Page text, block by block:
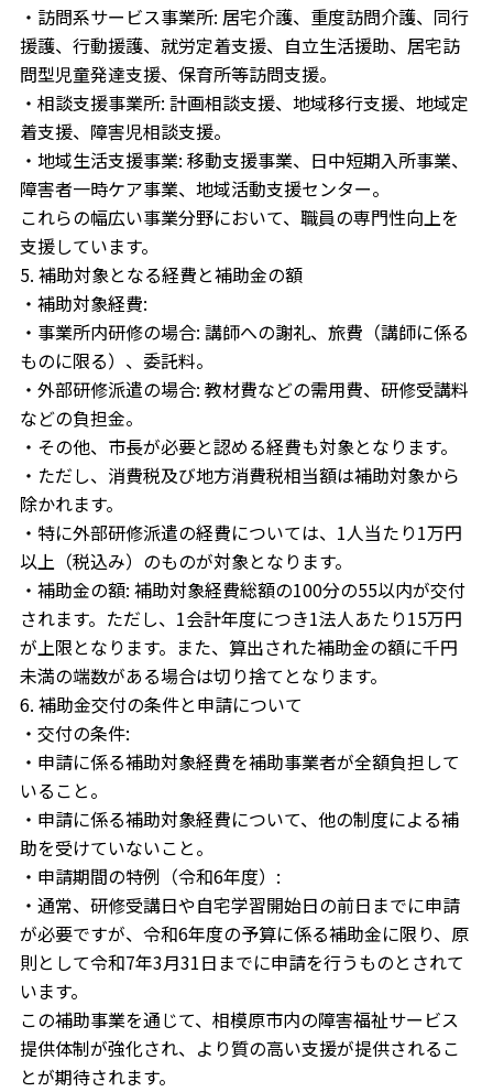
・訪問系サービス事業所: 居宅介護、重度訪問介護、同行
援護、行動援護、就労定着支援、自立生活援助、居宅訪
問型児童発達支援、保育所等訪問支援。
・相談支援事業所: 計画相談支援、地域移行支援、地域定
着支援、障害児相談支援。
・地域生活支援事業: 移動支援事業、日中短期入所事業、
障害者一時ケア事業、地域活動支援センター。
これらの幅広い事業分野において、職員の専門性向上を
支援しています。
5. 補助対象となる経費と補助金の額
・補助対象経費:
・事業所内研修の場合: 講師への謝礼、旅費（講師に係る
ものに限る）、委託料。
・外部研修派遣の場合: 教材費などの需用費、研修受講料
などの負担金。
・その他、市長が必要と認める経費も対象となります。
・ただし、消費税及び地方消費税相当額は補助対象から
除かれます。
・特に外部研修派遣の経費については、1人当たり1万円
以上（税込み）のものが対象となります。
・補助金の額: 補助対象経費総額の100分の55以内が交付
されます。ただし、1会計年度につき1法人あたり15万円
が上限となります。また、算出された補助金の額に千円
未満の端数がある場合は切り捨てとなります。
6. 補助金交付の条件と申請について
・交付の条件:
・申請に係る補助対象経費を補助事業者が全額負担して
いること。
・申請に係る補助対象経費について、他の制度による補
助を受けていないこと。
・申請期間の特例（令和6年度）:
・通常、研修受講日や自宅学習開始日の前日までに申請
が必要ですが、令和6年度の予算に係る補助金に限り、原
則として令和7年3月31日までに申請を行うものとされて
います。
この補助事業を通じて、相模原市内の障害福祉サービス
提供体制が強化され、より質の高い支援が提供されるこ
とが期待されます。